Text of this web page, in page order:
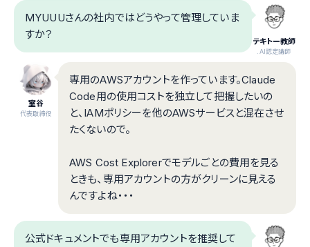
テキトー教師
.AI認定講師
MYUUUさんの社内ではどうやって管理していま
すか？
室谷
代表取締役
専用のAWSアカウントを作っています。Claude
Code用の使用コストを独立して把握したいの
と、IAMポリシーを他のAWSサービスと混在させ
たくないので。
AWS Cost Explorerでモデルごとの費用を見る
ときも、専用アカウントの方がクリーンに見える
んですよね・・・
公式ドキュメントでも専用アカウントを推奨して